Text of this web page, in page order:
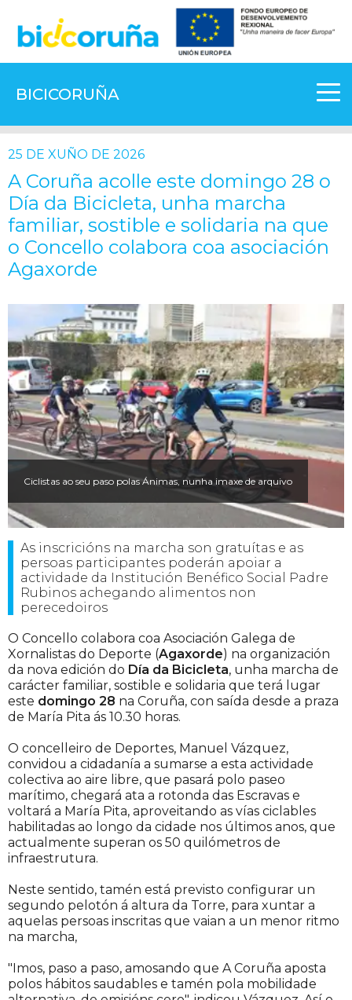
BICICORUÑA
25 DE XUÑO DE 2026
A Coruña acolle este domingo 28 o
Día da Bicicleta, unha marcha
familiar, sostible e solidaria na que
o Concello colabora coa asociación
Agaxorde
Ciclistas ao seu paso polas Ánimas, nunha imaxe de arquivo
As inscricións na marcha son gratuítas e as
persoas participantes poderán apoiar a
actividade da Institución Benéfico Social Padre
Rubinos achegando alimentos non
perecedoiros
O Concello colabora coa Asociación Galega de
Xornalistas do Deporte (Agaxorde) na organización
da nova edición do Día da Bicicleta, unha marcha de
carácter familiar, sostible e solidaria que terá lugar
este domingo 28 na Coruña, con saída desde a praza
de María Pita ás 10.30 horas.
O concelleiro de Deportes, Manuel Vázquez,
convidou a cidadanía a sumarse a esta actividade
colectiva ao aire libre, que pasará polo paseo
marítimo, chegará ata a rotonda das Escravas e
voltará a María Pita, aproveitando as vías ciclables
habilitadas ao longo da cidade nos últimos anos, que
actualmente superan os 50 quilómetros de
infraestrutura.
Neste sentido, tamén está previsto configurar un
segundo pelotón á altura da Torre, para xuntar a
aquelas persoas inscritas que vaian a un menor ritmo
na marcha,
"Imos, paso a paso, amosando que A Coruña aposta
polos hábitos saudables e tamén pola mobilidade